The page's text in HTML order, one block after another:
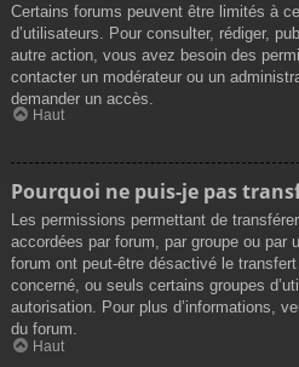
Certains forums peuvent être limités à
d’utilisateurs. Pour consulter, rédiger,
autre action, vous avez besoin des
contacter un modérateur ou un
demander un accès.
Haut
Pourquoi ne puis-je pas
Les permissions permettant de
accordées par forum, par groupe ou par
forum ont peut-être désactivé le
concerné, ou seuls certains groupes
autorisation. Pour plus d’informations,
du forum.
Haut